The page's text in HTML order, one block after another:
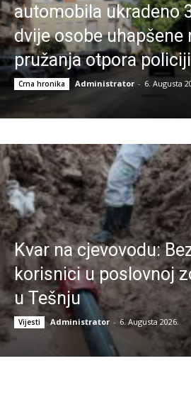
automobila ukradeno
dvije osobe uhapšene
pružanja otpora policiji
Crna hronika Administrator - 6. Augusta
Kvar na cjevovodu:
korisnici u poslovnoj
u Tešnju
Vijesti Administrator - 6. Augusta 2026.